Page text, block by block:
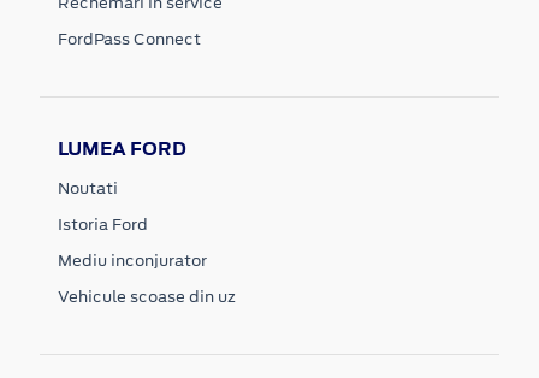
FordPass Connect
LUMEA FORD
Noutati
Istoria Ford
Mediu inconjurator
Vehicule scoase din uz